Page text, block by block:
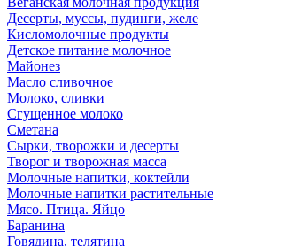
Десерты, муссы, пудинги, желе
Кисломолочные продукты
Детское питание молочное
Майонез
Масло сливочное
Молоко, сливки
Сгущенное молоко
Сметана
Сырки, творожки и десерты
Творог и творожная масса
Молочные напитки, коктейли
Молочные напитки растительные
Мясо. Птица. Яйцо
Баранина
Говядина, телятина